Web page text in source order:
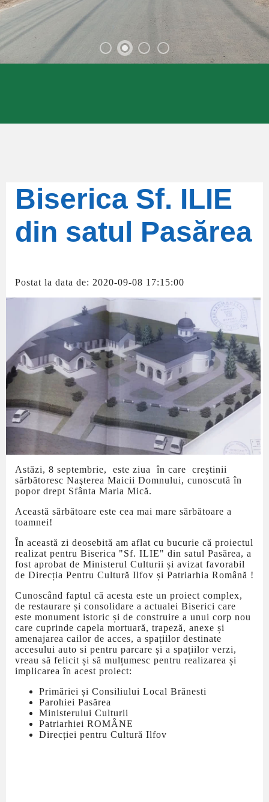
Biserica Sf. ILIE
din satul Pasărea
Postat la data de: 2020-09-08 17:15:00
Astăzi, 8 septembrie, este ziua în care creştinii
sărbătoresc Naşterea Maicii Domnului, cunoscută în
popor drept Sfânta Maria Mică.
Această sărbătoare este cea mai mare sărbătoare a
toamnei!
În această zi deosebită am aflat cu bucurie că proiectul
realizat pentru Biserica "Sf. ILIE" din satul Pasărea, a
fost aprobat de Ministerul Culturii și avizat favorabil
de Direcția Pentru Cultură Ilfov și Patriarhia Română !
Cunoscând faptul că acesta este un proiect complex,
de restaurare și consolidare a actualei Biserici care
este monument istoric și de construire a unui corp nou
care cuprinde capela mortuară, trapeză, anexe și
amenajarea cailor de acces, a spațiilor destinate
accesului auto si pentru parcare și a spațiilor verzi,
vreau să felicit și să mulțumesc pentru realizarea și
implicarea în acest proiect:
Primăriei și Consiliului Local Brănesti
Parohiei Pasărea
Ministerului Culturii
Patriarhiei ROMÂNE
Direcției pentru Cultură Ilfov